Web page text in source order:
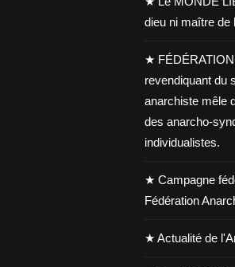
dieu ni maître de
★
revendiquant du
anarchiste mêle
des anarcho-
individualistes.
★ Campagne
Fédération
★ Actualité de